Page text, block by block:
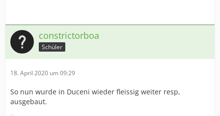
constrictorboa
Schüler
18. April 2020 um 09:29
So nun wurde in Duceni wieder fleissig weiter resp,
ausgebaut.